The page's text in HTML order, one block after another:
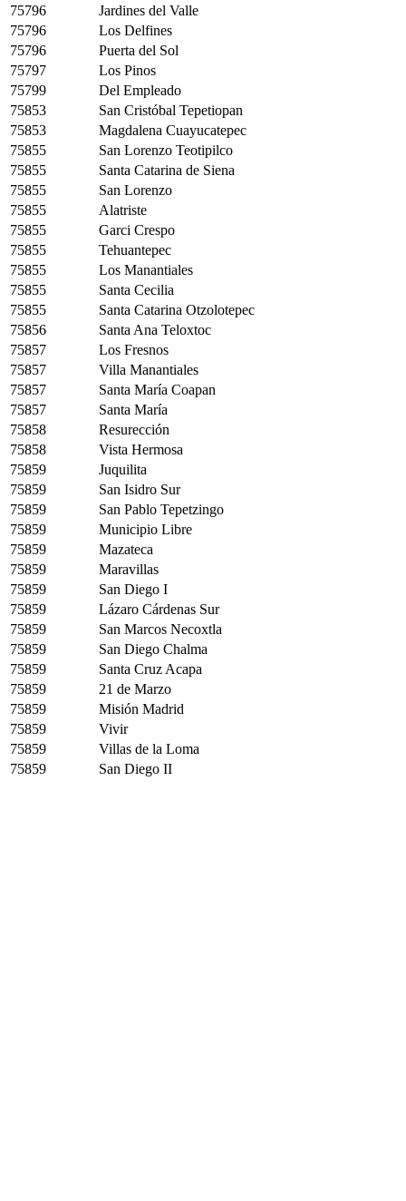
75796
Jardines del Valle
75796
Los Delfines
75796
Puerta del Sol
75797
Los Pinos
75799
Del Empleado
75853
San Cristóbal Tepetiopan
75853
Magdalena Cuayucatepec
75855
San Lorenzo Teotipilco
75855
Santa Catarina de Siena
75855
San Lorenzo
75855
Alatriste
75855
Garci Crespo
75855
Tehuantepec
75855
Los Manantiales
75855
Santa Cecilia
75855
Santa Catarina Otzolotepec
75856
Santa Ana Teloxtoc
75857
Los Fresnos
75857
Villa Manantiales
75857
Santa María Coapan
75857
Santa María
75858
Resurección
75858
Vista Hermosa
75859
Juquilita
75859
San Isidro Sur
75859
San Pablo Tepetzingo
75859
Municipio Libre
75859
Mazateca
75859
Maravillas
75859
San Diego I
75859
Lázaro Cárdenas Sur
75859
San Marcos Necoxtla
75859
San Diego Chalma
75859
Santa Cruz Acapa
75859
21 de Marzo
75859
Misión Madrid
75859
Vivir
75859
Villas de la Loma
75859
San Diego II